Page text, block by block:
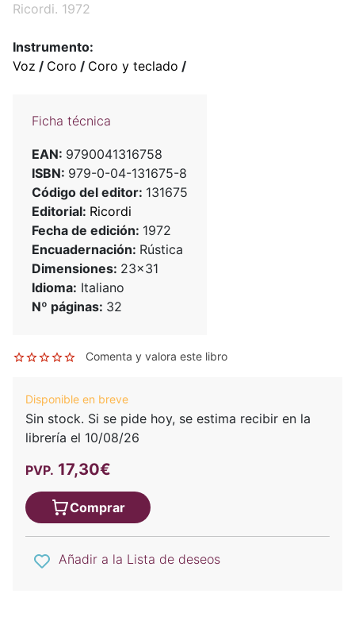
Ricordi. 1972
Instrumento:
Voz / Coro / Coro y teclado /
Ficha técnica
EAN: 9790041316758
ISBN: 979-0-04-131675-8
Código del editor: 131675
Editorial: Ricordi
Fecha de edición: 1972
Encuadernación: Rústica
Dimensiones: 23x31
Idioma: Italiano
Nº páginas: 32
Comenta y valora este libro
Disponible en breve
Sin stock. Si se pide hoy, se estima recibir en la
librería el 10/08/26
PVP. 17,30€
Comprar
Añadir a la Lista de deseos